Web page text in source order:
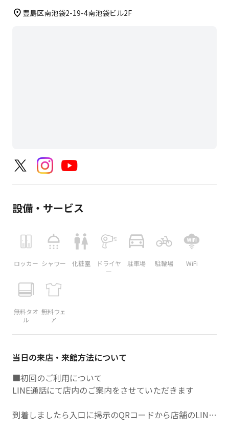
豊島区南池袋2-19-4南池袋ビル2F
設備・サービス
ロッカー シャワー 化粧室
ドライヤ
ー
駐車場 駐輪場 WiFi
無料タオ
ル
無料ウェ
ア
当日の来店・来館方法について
■初回のご利用について
LINE通話にて店内のご案内をさせていただきます
到着しましたら入口に掲示のQRコードから店舗のLINE